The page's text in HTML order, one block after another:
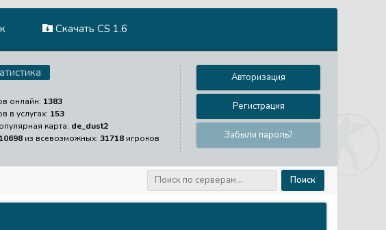
Скачать CS 1.6
онлайн: 1383
в услугах: 153
карта: de_dust2
10698 из всевозможных: 31718 игроков
Авторизация
Регистрация
Забыли пароль?
Поиск